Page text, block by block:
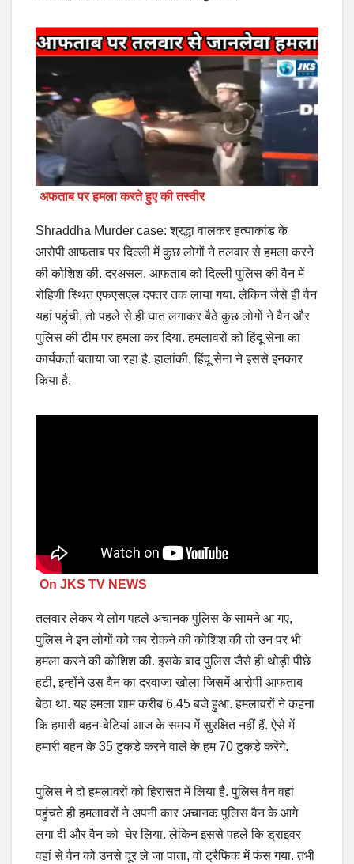
अफताब पर हमला करते हुए की तस्वीर
Shraddha Murder case: श्रद्धा वालकर हत्याकांड के
आरोपी आफताब पर दिल्ली में कुछ लोगों ने तलवार से हमला करने
की कोशिश की. दरअसल, आफताब को दिल्ली पुलिस की वैन में
रोहिणी स्थित एफएसएल दफ्तर तक लाया गया. लेकिन जैसे ही वैन
यहां पहुंची, तो पहले से ही घात लगाकर बैठे कुछ लोगों ने वैन और
पुलिस की टीम पर हमला कर दिया. हमलावरों को हिंदू सेना का
कार्यकर्ता बताया जा रहा है. हालांकी, हिंदू सेना ने इससे इनकार
किया है.
On JKS TV NEWS
तलवार लेकर ये लोग पहले अचानक पुलिस के सामने आ गए,
पुलिस ने इन लोगों को जब रोकने की कोशिश की तो उन पर भी
हमला करने की कोशिश की. इसके बाद पुलिस जैसे ही थोड़ी पीछे
हटी, इन्होंने उस वैन का दरवाजा खोला जिसमें आरोपी आफताब
बेठा था. यह हमला शाम करीब 6.45 बजे हुआ. हमलावरों ने कहना
कि हमारी बहन-बेटियां आज के समय में सुरक्षित नहीं हैं. ऐसे में
हमारी बहन के 35 टुकड़े करने वाले के हम 70 टुकड़े करेंगे.
पुलिस ने दो हमलावरों को हिरासत में लिया है. पुलिस वैन वहां
पहुंचते ही हमलावरों ने अपनी कार अचानक पुलिस वैन के आगे
लगा दी और वैन को घेर लिया. लेकिन इससे पहले कि ड्राइवर
वहां से वैन को उनसे दूर ले जा पाता, वो ट्रैफिक में फंस गया. तभी